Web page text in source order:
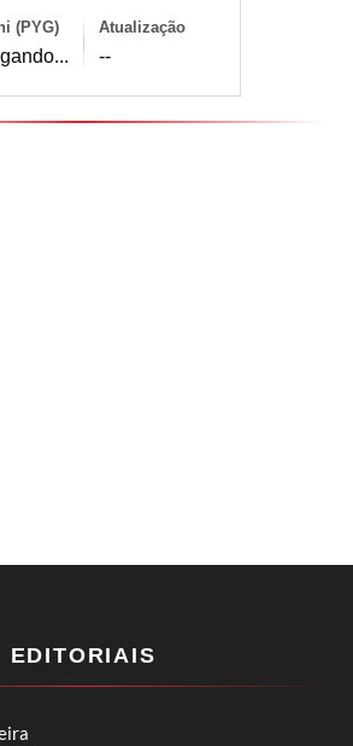
(PYG) Atualização
--
EDITORIAIS